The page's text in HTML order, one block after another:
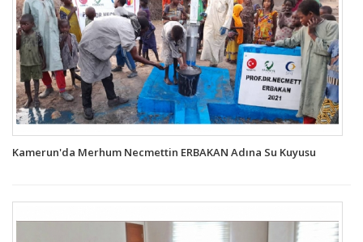
Kamerun'da Merhum Necmettin ERBAKAN Adına Su Kuyusu